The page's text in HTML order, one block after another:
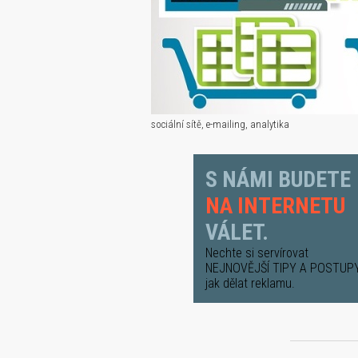
sociální sítě, e-mailing, analytika
S NÁMI BUDETE
NA INTERNETU
VÁLET.
Nechte si servírovat
NEJNOVĚJŠÍ TIPY A
jak dělat reklamu.